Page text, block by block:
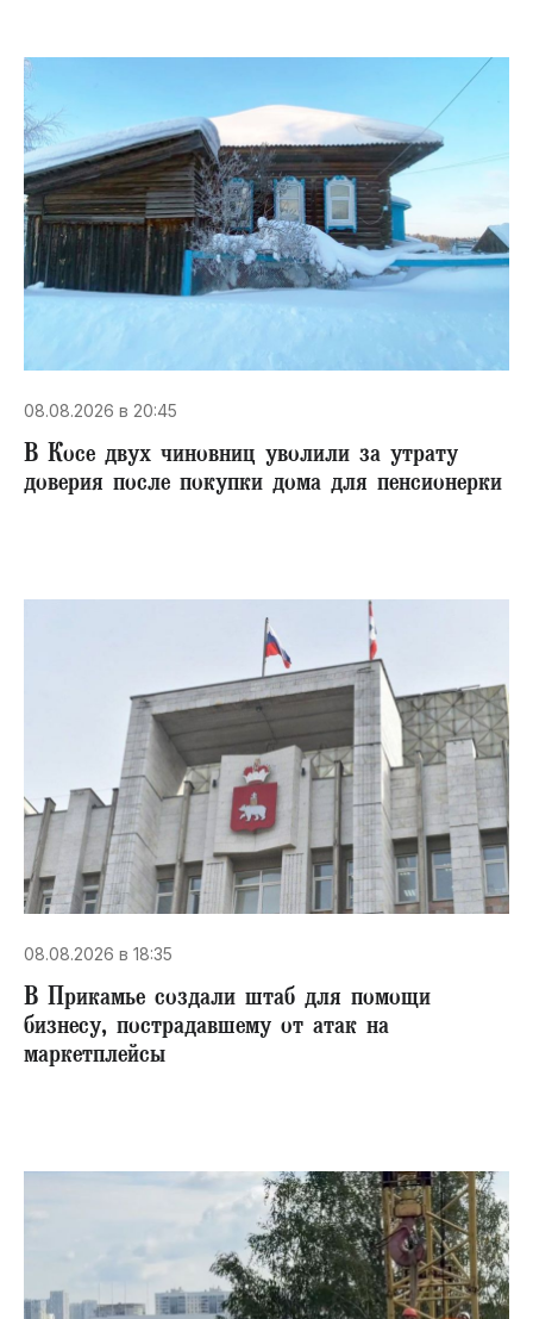
08.08.2026 в 20:45
В Косе двух чиновниц уволили за утрату
доверия после покупки дома для пенсионерки
08.08.2026 в 18:35
В Прикамье создали штаб для помощи
бизнесу, пострадавшему от атак на
маркетплейсы